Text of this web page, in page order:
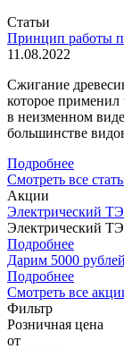
Статьи
Принцип работы
11.08.2022
Сжигание
которое применил
в неизменном
большинстве
Подробнее
Смотреть все
Акции
Электрический
Электрический
Подробнее
Дарим 5000
Подробнее
Смотреть все
Фильтр
Розничная цена
от